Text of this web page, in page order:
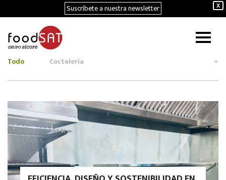
X
Suscríbete a nuestra newsletter
Todo Coctelería +